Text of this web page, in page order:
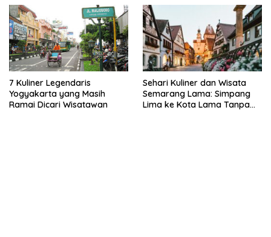
7 Kuliner Legendaris
Yogyakarta yang Masih
Ramai Dicari Wisatawan
Sehari Kuliner dan Wisata
Semarang Lama: Simpang
Lima ke Kota Lama Tanpa